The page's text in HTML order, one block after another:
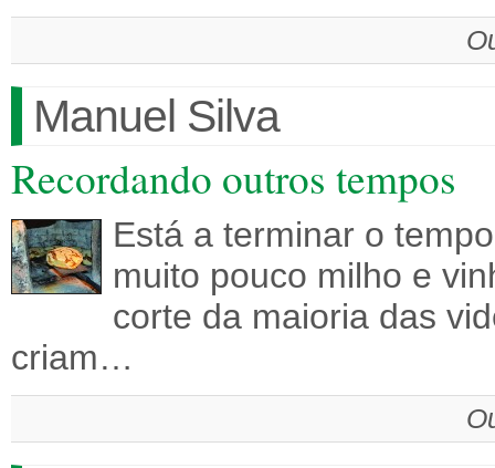
Manuel Silva
Recordando outros tempos
Está a terminar o
muito pouco milho e
corte da maioria das
criam…